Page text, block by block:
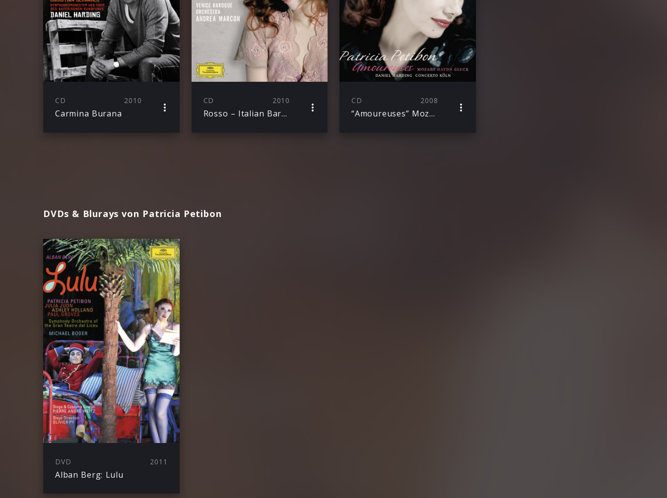
CD 2010
Carmina Burana
CD 2010
Rosso – Italian Baroque Arias
CD 2008
“Amoureuses” Mozart / Haydn / Gluck
DVDs & Blurays von Patricia Petibon
DVD 2011
Alban Berg: Lulu